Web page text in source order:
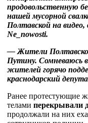
продовольственную
нашей мусорной
Полтавской на видео,
Ne_nowosti.
— Жители
Путину. Сомневаюсь
жителей горячо
краснодарский
Ранее протестующие
телами перекрывали
продолжали на них